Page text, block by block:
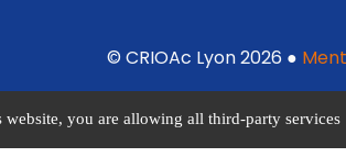
© CRIOAc Lyon 2026 ●
you are allowing all third-party services